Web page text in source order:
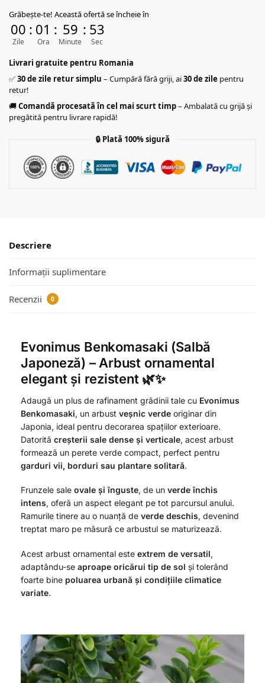
Grăbește-te! Această ofertă se încheie în
00
Zile
: 01
Ora
: 59
Minute
: 52
Sec
Livrari gratuite pentru Romania
✅30 de zile retur simplu – Cumpără fără griji, ai30 de zile pentru
retur!
🚚Comandă procesată în cel mai scurt timp– Ambalată cu grijă și
pregătită pentru livrare rapidă!
🔒 Plată 100% sigură
Descriere
Informații suplimentare
Recenzii 0
Evonimus Benkomasaki (Salbă
Japoneză) – Arbust ornamental
elegant și rezistent 🌿✨
Adaugă un plus de rafinament grădinii tale cu Evonimus
Benkomasaki, un arbust veșnic verde originar din
Japonia, ideal pentru decorarea spațiilor exterioare.
Datorită creșterii sale dense și verticale, acest arbust
formează un perete verde compact, perfect pentru
garduri vii, borduri sau plantare solitară.
Frunzele sale ovale și înguste, de un verde închis
intens, oferă un aspect elegant pe tot parcursul anului.
Ramurile tinere au o nuanță de verde deschis, devenind
treptat maro pe măsură ce arbustul se maturizează.
Acest arbust ornamental este extrem de versatil,
adaptându-se aproape oricărui tip de sol și tolerând
foarte bine poluarea urbană și condițiile climatice
variate.